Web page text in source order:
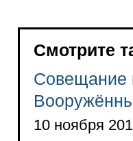
Смотрите
Совещание
10 ноября